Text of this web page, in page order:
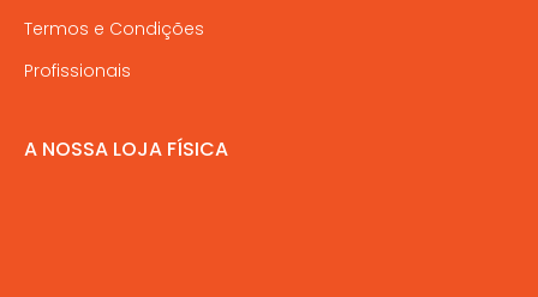
Termos e Condições
Profissionais
A NOSSA LOJA FÍSICA